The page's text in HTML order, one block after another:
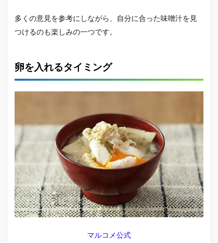
多くの意見を参考にしながら、自分に合った味噌汁を見
つけるのも楽しみの一つです。
卵を入れるタイミング
マルコメ公式